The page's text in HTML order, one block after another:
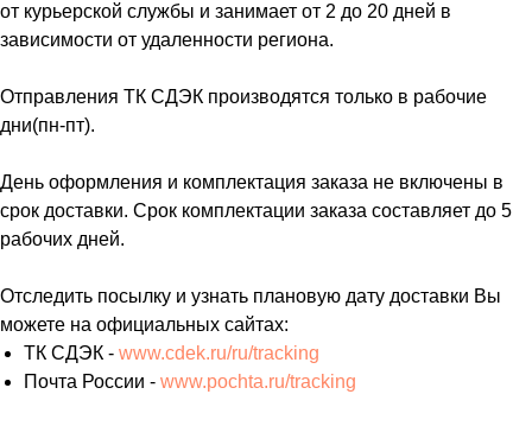
от курьерской службы и занимает от 2 до 20 дней в
зависимости от удаленности региона.
Отправления ТК СДЭК производятся только в рабочие
дни(пн-пт).
День оформления и комплектация заказа не включены в
срок доставки. Срок комплектации заказа составляет до 5
рабочих дней.
Отследить посылку и узнать плановую дату доставки Вы
можете на официальных сайтах:
ТК СДЭК - www.cdek.ru/ru/tracking
Почта России - www.pochta.ru/tracking